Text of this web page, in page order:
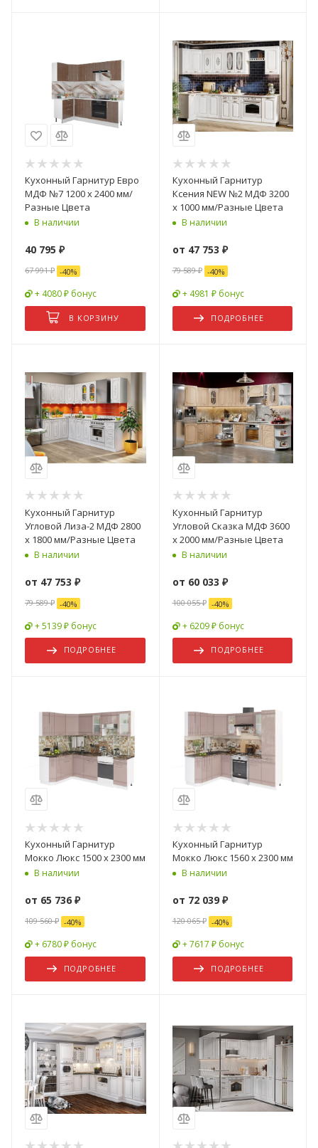
Кухонный Гарнитур Евро
МДФ №7 1200 х 2400 мм/
Разные Цвета
В наличии
40 795 ₽
67 991₽ -40%
+ 4080 ₽ бонус
В КОРЗИНУ
Кухонный Гарнитур
Ксения NEW №2 МДФ 3200
х 1000 мм/Разные Цвета
В наличии
от 47 753 ₽
79 589 ₽ -40%
+ 4981 ₽ бонус
ПОДРОБНЕЕ
Кухонный Гарнитур
Угловой Лиза-2 МДФ 2800
x 1800 мм/Разные Цвета
В наличии
от 47 753 ₽
79 589 ₽ -40%
+ 5139 ₽ бонус
ПОДРОБНЕЕ
Кухонный Гарнитур
Угловой Сказка МДФ 3600
x 2000 мм/Разные Цвета
В наличии
от 60 033 ₽
100 055 ₽ -40%
+ 6209 ₽ бонус
ПОДРОБНЕЕ
Кухонный Гарнитур
Мокко Люкс 1500 x 2300 мм
В наличии
от 65 736 ₽
109 560 ₽ -40%
+ 6780 ₽ бонус
ПОДРОБНЕЕ
Кухонный Гарнитур
Мокко Люкс 1560 x 2300 мм
В наличии
от 72 039 ₽
120 065 ₽ -40%
+ 7617 ₽ бонус
ПОДРОБНЕЕ